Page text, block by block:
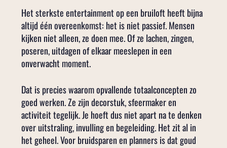
Het sterkste entertainment op een bruiloft heeft bijna
altijd één overeenkomst: het is niet passief. Mensen
kijken niet alleen, ze doen mee. Of ze lachen, zingen,
poseren, uitdagen of elkaar meeslepen in een
onverwacht moment.
Dat is precies waarom opvallende totaalconcepten zo
goed werken. Ze zijn decorstuk, sfeermaker en
activiteit tegelijk. Je hoeft dus niet apart na te denken
over uitstraling, invulling en begeleiding. Het zit al in
het geheel. Voor bruidsparen en planners is dat goud